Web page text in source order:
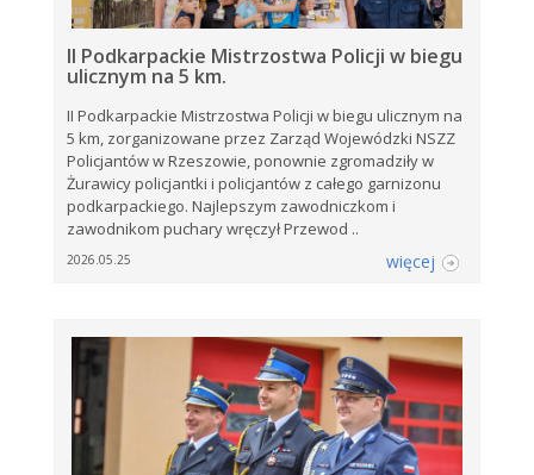
II Podkarpackie Mistrzostwa Policji w biegu
ulicznym na 5 km.
II Podkarpackie Mistrzostwa Policji w biegu ulicznym na
5 km, zorganizowane przez Zarząd Wojewódzki NSZZ
Policjantów w Rzeszowie, ponownie zgromadziły w
Żurawicy policjantki i policjantów z całego garnizonu
podkarpackiego. Najlepszym zawodniczkom i
zawodnikom puchary wręczył Przewod ..
2026.05.25 więcej